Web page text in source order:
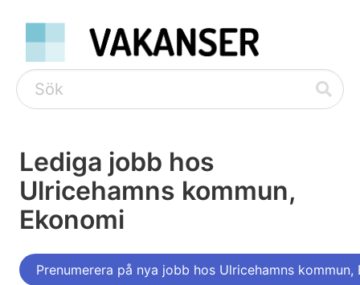
Lediga jobb hos
Ulricehamns kommun,
Ekonomi
Prenumerera på nya jobb hos Ulricehamns kommun,